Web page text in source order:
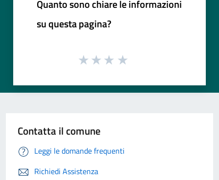
Quanto sono chiare le informazioni
su questa pagina?
Contatta il comune
Leggi le domande frequenti
Richiedi Assistenza